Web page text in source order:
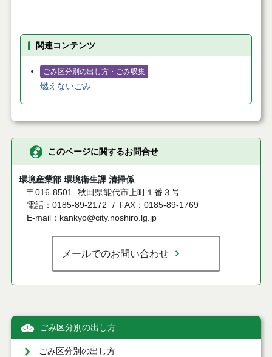
関連コンテンツ
ごみ区分別の出し方・ごみ収集
燃えないごみ
このページに関するお問合せ
環境産業部 環境衛生課 清掃係
〒016-8501 秋田県能代市上町１番３号
電話：0185-89-2172
FAX：0185-89-1769
E-mail：kankyo@city.noshiro.lg.jp
メールでのお問い合わせ
ごみ区分別の出し方
ごみ区分別の出し方